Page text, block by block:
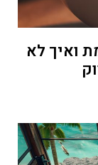
ואיך לא